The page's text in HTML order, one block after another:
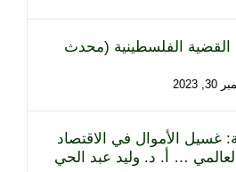
القضية الفلسطينية (محدث
غسيل الأموال في الاقتصاد
… أ. د. وليد عبد الحي